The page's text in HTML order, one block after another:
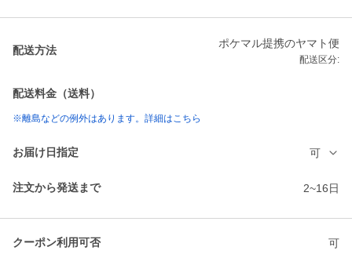
配送方法
ポケマル提携のヤマト便
配送区分:
配送料金（送料）
※離島などの例外はあります。詳細はこちら
お届け日指定 可
注文から発送まで 2~16日
クーポン利用可否 可